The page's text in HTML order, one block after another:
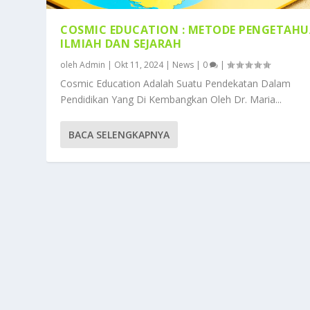
COSMIC EDUCATION : METODE
ILMIAH DAN SEJARAH
olehAdmin | Okt 11, 2024| News | 0 |
Cosmic Education Adalah Suatu Pendekatan Dalam
Pendidikan Yang Di Kembangkan Oleh Dr. Maria...
BACA SELENGKAPNYA